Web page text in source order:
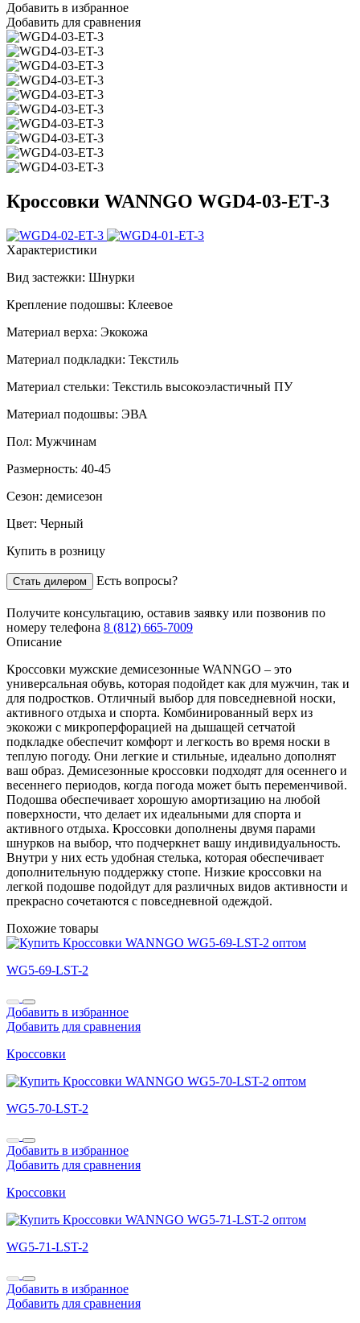
Добавить в избранное
Добавить для сравнения
Кроссовки WANNGO WGD4‑03‑ET‑3
Характеристики
Вид застежки: Шнурки
Крепление подошвы: Клеевое
Материал верха: Экокожа
Материал подкладки: Текстиль
Материал стельки: Текстиль высокоэластичный ПУ
Материал подошвы: ЭВА
Пол: Мужчинам
Размерность: 40-45
Сезон: демисезон
Цвет: Черный
Купить в розницу
Стать дилером Есть вопросы?
Получите консультацию, оставив заявку или позвонив по
номеру телефона 8 (812) 665-7009
Описание
Кроссовки мужские демисезонные WANNGO – это
универсальная обувь, которая подойдет как для мужчин, так и
для подростков. Отличный выбор для повседневной носки,
активного отдыха и спорта. Комбинированный верх из
экокожи с микроперфорацией на дышащей сетчатой
подкладке обеспечит комфорт и легкость во время носки в
теплую погоду. Они легкие и стильные, идеально дополнят
ваш образ. Демисезонные кроссовки подходят для осеннего и
весеннего периодов, когда погода может быть переменчивой.
Подошва обеспечивает хорошую амортизацию на любой
поверхности, что делает их идеальными для спорта и
активного отдыха. Кроссовки дополнены двумя парами
шнурков на выбор, что подчеркнет вашу индивидуальность.
Внутри у них есть удобная стелька, которая обеспечивает
дополнительную поддержку стопе. Низкие кроссовки на
легкой подошве подойдут для различных видов активности и
прекрасно сочетаются с повседневной одеждой.
Похожие товары
WG5-69-LST-2
Добавить в избранное
Добавить для сравнения
Кроссовки
WG5-70-LST-2
Добавить в избранное
Добавить для сравнения
Кроссовки
WG5-71-LST-2
Добавить в избранное
Добавить для сравнения